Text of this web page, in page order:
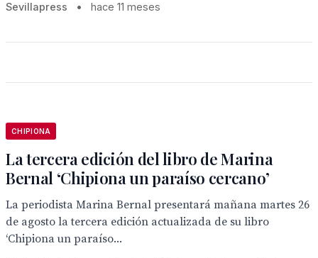
Sevillapress • hace 11 meses
CHIPIONA
La tercera edición del libro de Marina
Bernal ‘Chipiona un paraíso cercano’
La periodista Marina Bernal presentará mañana martes 26
de agosto la tercera edición actualizada de su libro
‘Chipiona un paraíso...